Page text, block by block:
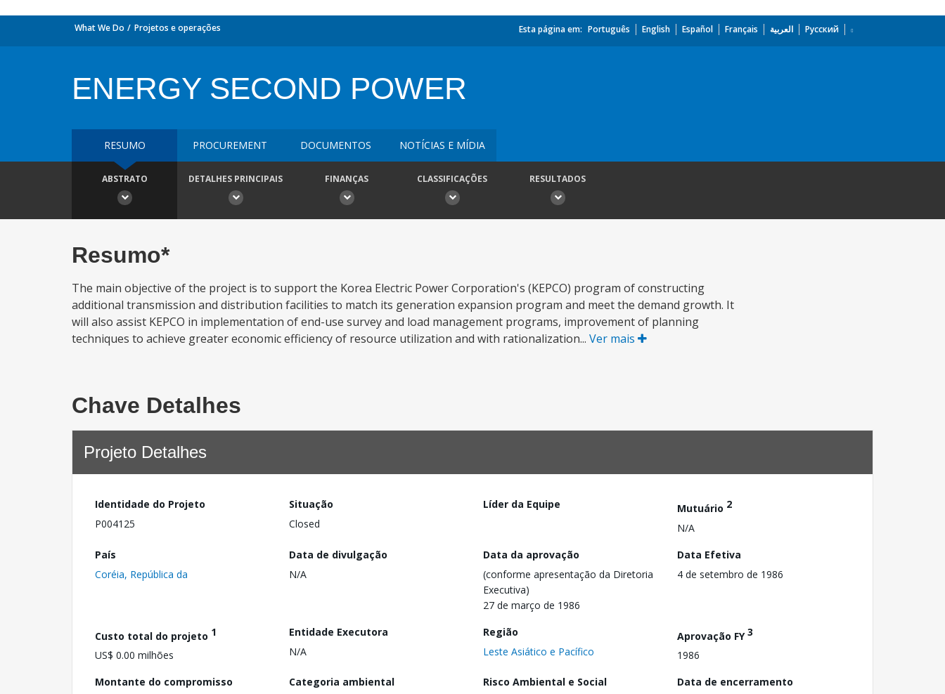
What We Do Projetos e operações Esta página em: Português English Español Français العربية Русский
ENERGY SECOND POWER
RESUMO PROCUREMENT DOCUMENTOS NOTÍCIAS E MÍDIA
ABSTRATO DETALHES PRINCIPAIS FINANÇAS CLASSIFICAÇÕES RESULTADOS
Resumo*
The main objective of the project is to support the Korea Electric Power Corporation's (KEPCO) program of constructing
additional transmission and distribution facilities to match its generation expansion program and meet the demand growth. It
will also assist KEPCO in implementation of end-use survey and load management programs, improvement of planning
techniques to achieve greater economic efficiency of resource utilization and with rationalization... Ver mais
Chave Detalhes
Projeto Detalhes
Identidade do Projeto
P004125
Situação
Closed
Líder da Equipe Mutuário 2
N/A
País
Coréia, República da
Data de divulgação
N/A
Data da aprovação
(conforme apresentação da Diretoria
Executiva)
27 de março de 1986
Data Efetiva
4 de setembro de 1986
Custo total do projeto 1
US$ 0.00 milhões
Entidade Executora
N/A
Região
Leste Asiático e Pacífico
Aprovação FY3
1986
Montante do compromisso
Categoria ambiental
Risco Ambiental e Social
Data de encerramento